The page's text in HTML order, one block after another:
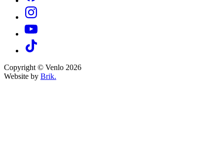
Copyright © Venlo 2026
Website by Brik.